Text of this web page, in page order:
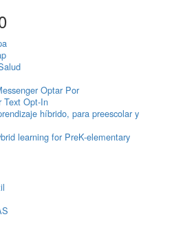
Optar Por
Text Opt-In
híbrido, para preescolar y
learning for PreK-elementary